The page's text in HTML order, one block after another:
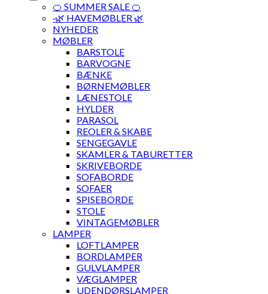
🍊 SUMMER SALE 🍊
·🌿 HAVEMØBLER 🌿
NYHEDER
MØBLER
BARSTOLE
BARVOGNE
BÆNKE
BØRNEMØBLER
LÆNESTOLE
HYLDER
PARASOL
REOLER & SKABE
SENGEGAVLE
SKAMLER & TABURETTER
SKRIVEBORDE
SOFABORDE
SOFAER
SPISEBORDE
STOLE
VINTAGEMØBLER
LAMPER
LOFTLAMPER
BORDLAMPER
GULVLAMPER
VÆGLAMPER
UDENDØRSLAMPER